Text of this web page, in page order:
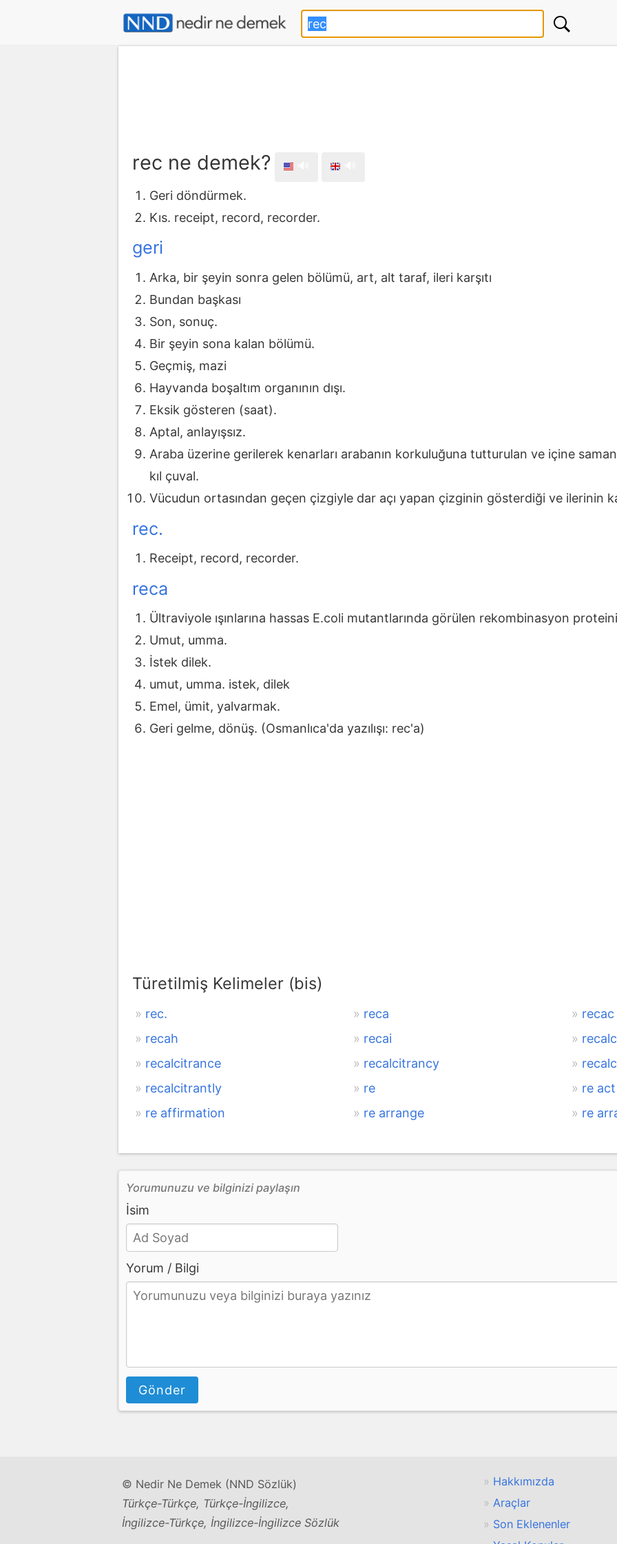
rec ne demek?
Geri döndürmek.
Kıs. receipt, record, recorder.
geri
Arka, bir şeyin sonra gelen bölümü, art, alt taraf, ileri karşıtı
Bundan başkası
Son, sonuç.
Bir şeyin sona kalan bölümü.
Geçmiş, mazi
Hayvanda boşaltım organının dışı.
Eksik gösteren (saat).
Aptal, anlayışsız.
Araba üzerine gerilerek kenarları arabanın korkuluğuna tutturulan ve içine
kıl çuval.
Vücudun ortasından geçen çizgiyle dar açı yapan çizginin gösterdiği ve ilerinin
rec.
Receipt, record, recorder.
reca
Ültraviyole ışınlarına hassas E.coli mutantlarında görülen rekombinasyon
Umut, umma.
İstek dilek.
umut, umma. istek, dilek
Emel, ümit, yalvarmak.
Geri gelme, dönüş. (Osmanlıca'da yazılışı: rec'a)
Türetilmiş Kelimeler (bis)
rec. reca
recac
recah
recai
recalcitrance
recalcitrancy
recalcitrantly
re
re act
re affirmation
re arrange re
Yorumunuzu ve bilginizi paylaşın
İsim
Yorum / Bilgi
Gönder
© Nedir Ne Demek (NND Sözlük)
Türkçe-Türkçe, Türkçe-İngilizce,
İngilizce-Türkçe, İngilizce-İngilizce Sözlük
Hakkımızda
Araçlar
Son Eklenenler